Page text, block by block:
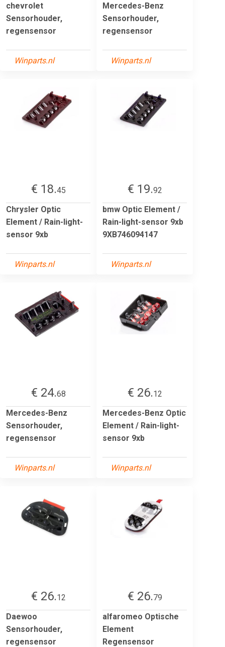
chevrolet
Sensorhouder,
regensensor
Winparts.nl
Mercedes-Benz
Sensorhouder,
regensensor
Winparts.nl
€ 18.45
Chrysler Optic
Element / Rain-light-
sensor 9xb
Winparts.nl
€ 19.92
bmw Optic Element /
Rain-light-sensor 9xb
9XB746094147
Winparts.nl
€ 24.68
Mercedes-Benz
Sensorhouder,
regensensor
Winparts.nl
€ 26.12
Mercedes-Benz Optic
Element / Rain-light-
sensor 9xb
Winparts.nl
€ 26.12
Daewoo
Sensorhouder,
regensensor
€ 26.79
alfaromeo Optische
Element
Regensensor